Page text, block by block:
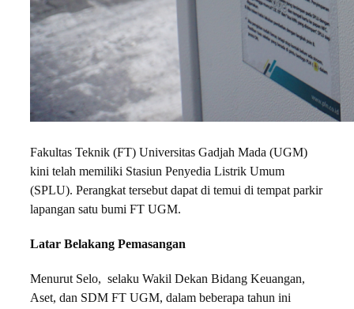
Fakultas Teknik (FT) Universitas Gadjah Mada (UGM)
kini telah memiliki Stasiun Penyedia Listrik Umum
(SPLU). Perangkat tersebut dapat di temui di tempat parkir
lapangan satu bumi FT UGM.
Latar Belakang Pemasangan
Menurut Selo, selaku Wakil Dekan Bidang Keuangan,
Aset, dan SDM FT UGM, dalam beberapa tahun ini